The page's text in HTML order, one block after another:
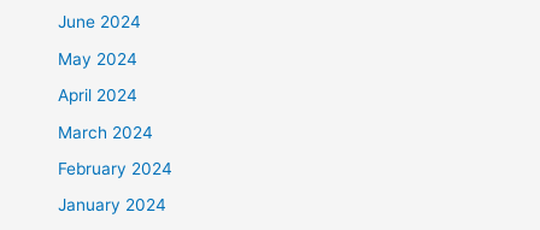
June 2024
May 2024
April 2024
March 2024
February 2024
January 2024